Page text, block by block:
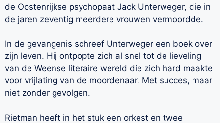
de Oostenrijkse psychopaat Jack Unterweger, die in
de jaren zeventig meerdere vrouwen vermoordde.
In de gevangenis schreef Unterweger een boek over
zijn leven. Hij ontpopte zich al snel tot de lieveling
van de Weense literaire wereld die zich hard maakte
voor vrijlating van de moordenaar. Met succes, maar
niet zonder gevolgen.
Rietman heeft in het stuk een orkest en twee